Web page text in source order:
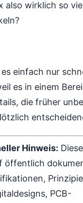
also wirklich so
einfach nur
es in einem
die früher
Hinweis:
öffentlich
PCB-